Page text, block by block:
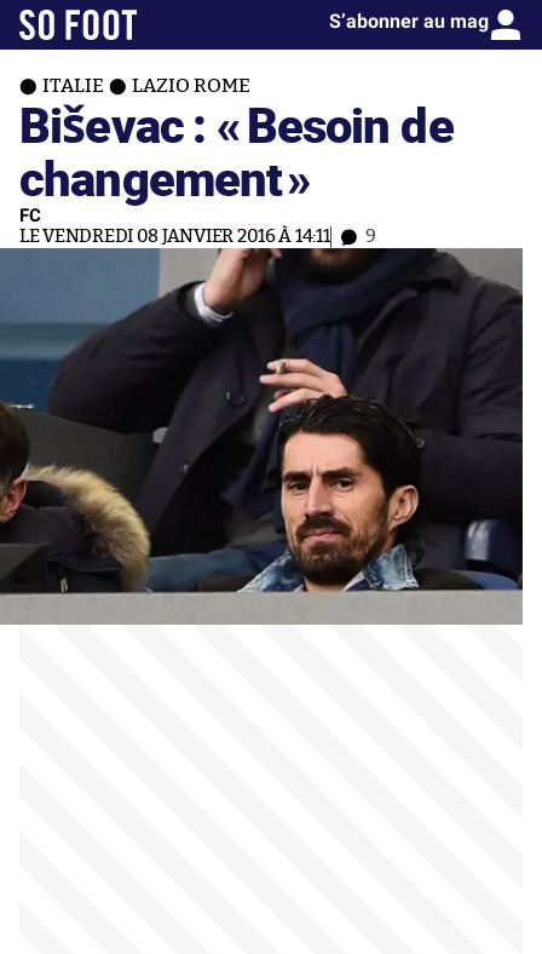
S’abonner au mag
ITALIE LAZIO ROME
Biševac : «Besoin de
changement»
FC
LE VENDREDI 08 JANVIER 2016 À 14:11 9